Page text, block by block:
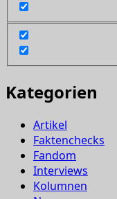
Kategorien
Artikel
Faktenchecks
Fandom
Interviews
Kolumnen